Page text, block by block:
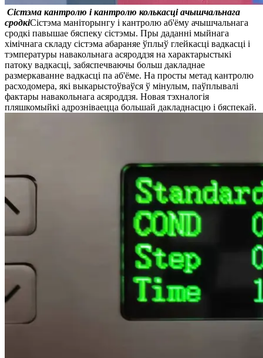
Сістэма кантролю і кантролю колькасці ачышчальнага
сродкіСістэма маніторынгу і кантролю аб'ёму ачышчальнага
сродкі павышае бяспеку сістэмы. Пры даданні мыйнага
хімічнага складу сістэма абараняе ўплыў глейкасці вадкасці і
тэмпературы навакольнага асяроддзя на характарыстыкі
патоку вадкасці, забяспечваючы больш дакладнае
размеркаванне вадкасці па аб'ёме. На просты метад кантролю
расходомера, які выкарыстоўваўся ў мінулым, паўплывалі
фактары навакольнага асяроддзя. Новая тэхналогія
пляшкомыйкі адрозніваецца большай дакладнасцю і бяспекай.